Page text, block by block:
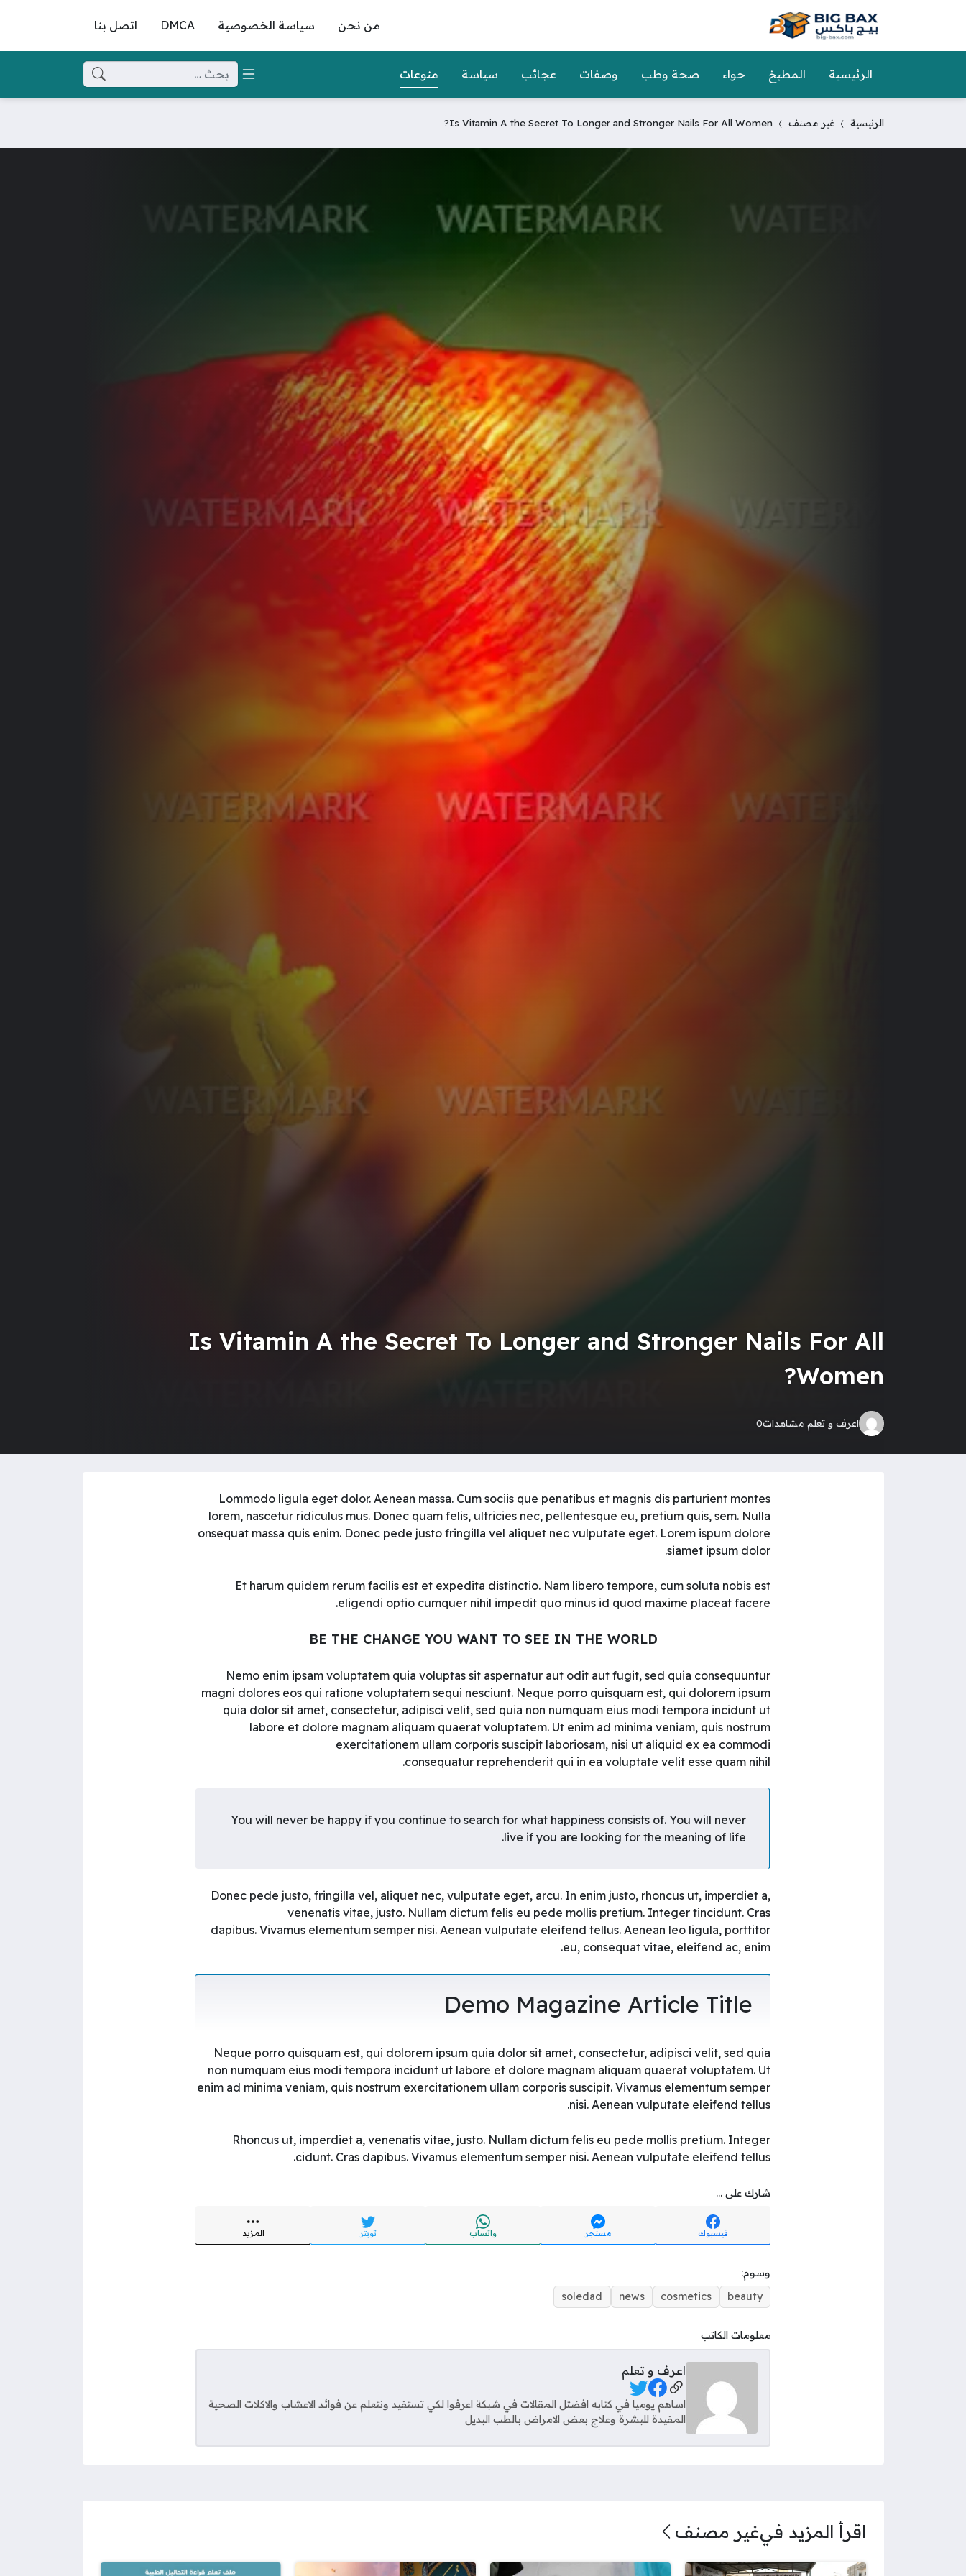
من نحن سياسة الخصوصية DMCA اتصل بنا
الرئيسية المطبخ حواء صحة وطب وصفات عجائب سياسة منوعات البحث عن:
الرئيسية غير مصنف Is Vitamin A the Secret To Longer and Stronger Nails For All Women?
Is Vitamin A the Secret To Longer and Stronger Nails For All
Women?
اعرف و تعلم مشاهدات0
Lommodo ligula eget dolor. Aenean massa. Cum sociis que penatibus et magnis dis parturient montes
lorem, nascetur ridiculus mus. Donec quam felis, ultricies nec, pellentesque eu, pretium quis, sem. Nulla
onsequat massa quis enim. Donec pede justo fringilla vel aliquet nec vulputate eget. Lorem ispum dolore
siamet ipsum dolor.
Et harum quidem rerum facilis est et expedita distinctio. Nam libero tempore, cum soluta nobis est
eligendi optio cumquer nihil impedit quo minus id quod maxime placeat facere.
BE THE CHANGE YOU WANT TO SEE IN THE WORLD
Nemo enim ipsam voluptatem quia voluptas sit aspernatur aut odit aut fugit, sed quia consequuntur
magni dolores eos qui ratione voluptatem sequi nesciunt. Neque porro quisquam est, qui dolorem ipsum
quia dolor sit amet, consectetur, adipisci velit, sed quia non numquam eius modi tempora incidunt ut
labore et dolore magnam aliquam quaerat voluptatem. Ut enim ad minima veniam, quis nostrum
exercitationem ullam corporis suscipit laboriosam, nisi ut aliquid ex ea commodi
consequatur reprehenderit qui in ea voluptate velit esse quam nihil.
You will never be happy if you continue to search for what happiness consists of. You will never
live if you are looking for the meaning of life.
Donec pede justo, fringilla vel, aliquet nec, vulputate eget, arcu. In enim justo, rhoncus ut, imperdiet a,
venenatis vitae, justo. Nullam dictum felis eu pede mollis pretium. Integer tincidunt. Cras
dapibus. Vivamus elementum semper nisi. Aenean vulputate eleifend tellus. Aenean leo ligula, porttitor
eu, consequat vitae, eleifend ac, enim.
Demo Magazine Article Title
Neque porro quisquam est, qui dolorem ipsum quia dolor sit amet, consectetur, adipisci velit, sed quia
non numquam eius modi tempora incidunt ut labore et dolore magnam aliquam quaerat voluptatem. Ut
enim ad minima veniam, quis nostrum exercitationem ullam corporis suscipit. Vivamus elementum semper
nisi. Aenean vulputate eleifend tellus.
Rhoncus ut, imperdiet a, venenatis vitae, justo. Nullam dictum felis eu pede mollis pretium. Integer
cidunt. Cras dapibus. Vivamus elementum semper nisi. Aenean vulputate eleifend tellus.
شارك على ...
فيسبوك مسنجر واتساب تويتر المزيد
وسوم:
beauty
cosmetics
news
soledad
معلومات الكاتب
اعرف و تعلم
مواقع التواصل
اساهم يوميا في كتابه افضتل المقالات في شبكة اعرفوا لكي تستفيد ونتعلم عن فوائد الاعشاب والاكلات الصحية
المفيدة للبشرة وعلاج بعض الامراض بالطب البديل
اقرأ المزيد فيغير مصنف